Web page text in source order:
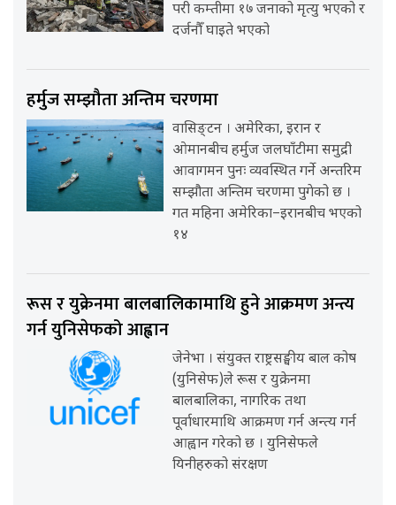
परी कम्तीमा १७ जनाको मृत्यु भएको र
दर्जनौँ घाइते भएको
हर्मुज सम्झौता अन्तिम चरणमा
वासिङ्टन । अमेरिका, इरान र
ओमानबीच हर्मुज जलघाँटीमा समुद्री
आवागमन पुनः व्यवस्थित गर्ने अन्तरिम
सम्झौता अन्तिम चरणमा पुगेको छ ।
गत महिना अमेरिका–इरानबीच भएको
१४
रूस र युक्रेनमा बालबालिकामाथि हुने आक्रमण अन्त्य
गर्न युनिसेफको आह्वान
जेनेभा । संयुक्त राष्ट्रसङ्घीय बाल कोष
(युनिसेफ)ले रूस र युक्रेनमा
बालबालिका, नागरिक तथा
पूर्वाधारमाथि आक्रमण गर्न अन्त्य गर्न
आह्वान गरेको छ । युनिसेफले
यिनीहरुको संरक्षण